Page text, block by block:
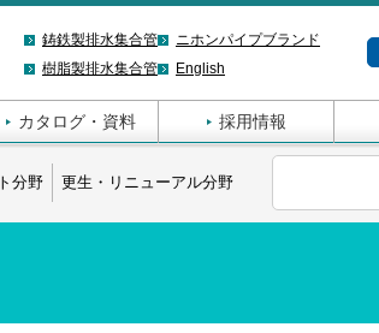
鋳鉄製排水集合管
ニホンパイプブランド
樹脂製排水集合管
English
カタログ・資料 採用情報
分野 更生・リニューアル分野